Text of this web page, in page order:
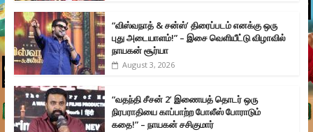
“விஸ்வநாத் & சன்ஸ்’ திரைப்படம் எனக்கு ஒரு
புது அடையாளம்!” – இசை வெளியீட்டு விழாவில்
நாயகன் சூர்யா
August 3, 2026
“வதந்தி சீசன் 2’ இணையத் தொடர் ஒரு
நிரபராதியை காப்பாற்ற போலீஸ் போராடும்
கதை!” – நாயகன் சசிகுமார்